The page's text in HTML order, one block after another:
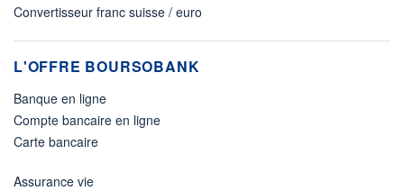
Convertisseur franc suisse / euro
L'OFFRE BOURSOBANK
Banque en ligne
Compte bancaire en ligne
Carte bancaire
Assurance vie